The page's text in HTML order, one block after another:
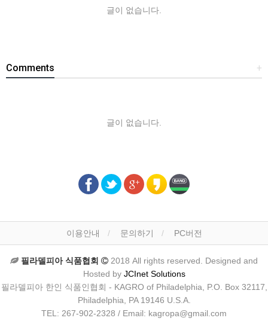
글이 없습니다.
+
Comments
글이 없습니다.
이용안내 문의하기 PC버전
필라델피아 식품협회
2018 All rights reserved. Designed and
Hosted by JCInet Solutions
필라델피아 한인 식품인협회 - KAGRO of Philadelphia, P.O. Box 32117,
Philadelphia, PA 19146 U.S.A.
TEL: 267-902-2328 / Email: kagropa@gmail.com